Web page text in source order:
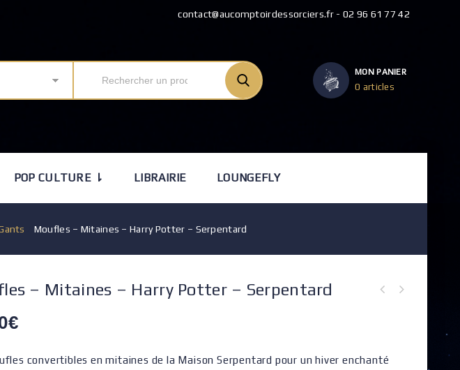
contact@aucomptoirdessorciers.fr - 02 96 61 77 42
MON PANIER
0 articles
POP CULTURE ⇂ LIBRAIRIE LOUNGEFLY
Moufles – Mitaines – Harry Potter – Serpentard
– Mitaines – Harry Potter – Serpentard
€
convertibles en mitaines de la Maison Serpentard pour un hiver enchanté